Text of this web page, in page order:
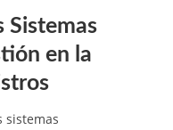
Sistemas
en la
sistemas